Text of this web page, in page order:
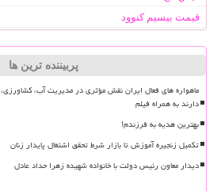
قیمت بیسیم کنوود
پربیننده ترین ها
ماهواره های فعال ایران نقش مؤثری در مدیریت آب،
دارند به همراه فیلم
بهترین هدیه به فرزندم!
تکمیل زنجیره آموزش تا بازار شرط تحقق اشتغال پایدار زنان
دیدار معاون رئیس دولت با خانواده شهیده زهرا حداد عادل